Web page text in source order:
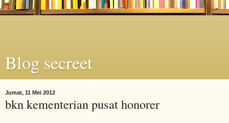
Blog secreet
Jumat, 11 Mei 2012
bkn kementerian pusat honorer